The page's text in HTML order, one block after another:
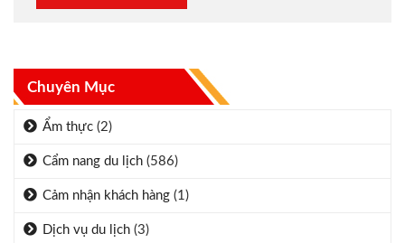
Chuyên Mục
Ẩm thực (2)
Cẩm nang du lịch (586)
Cảm nhận khách hàng (1)
Dịch vụ du lịch (3)